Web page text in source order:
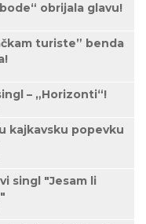
obrijala glavu!
turiste” benda
– „Horizonti“!
kajkavsku popevku
singl "Jesam li